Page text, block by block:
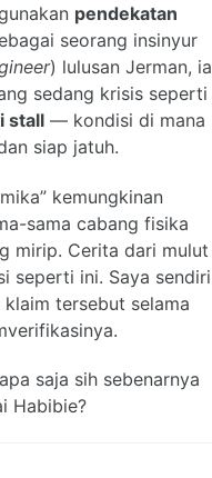
pendekatan
seorang insinyur
) lulusan Jerman, ia
sedang krisis seperti
stall — kondisi di mana
siap jatuh.
kemungkinan
sama cabang fisika
mirip. Cerita dari mulut
seperti ini. Saya sendiri
tersebut selama
saja sih sebenarnya
Habibie?